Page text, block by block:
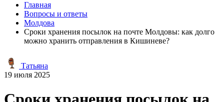
Главная
Вопросы и ответы
Молдова
Сроки хранения посылок на почте Молдовы: как долго
можно хранить отправления в Кишиневе?
Татьяна
19 июля 2025